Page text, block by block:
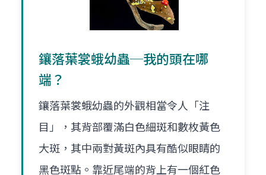
鑲落葉裳蛾幼蟲─我的頭在哪
端？
鑲落葉裳蛾幼蟲的外觀相當令人「注
目」，其背部覆滿白色細斑和數枚黃色
大斑，其中兩對黃斑內具有酷似眼睛的
黑色斑點。靠近尾端的背上有一個紅色